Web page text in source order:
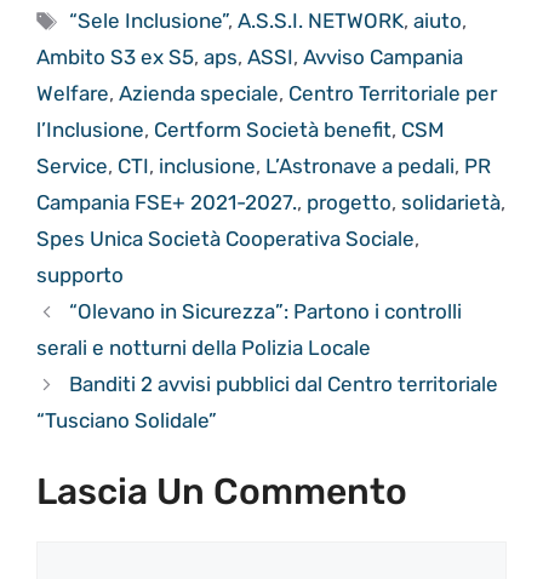
Tag
“Sele Inclusione”,A.S.S.I. NETWORK,aiuto,
Ambito S3 ex S5, aps, ASSI, Avviso Campania
Welfare, Azienda speciale, Centro Territoriale per
l’Inclusione, Certform Società benefit, CSM
Service, CTI, inclusione, L’Astronave a pedali, PR
Campania FSE+ 2021-2027., progetto, solidarietà,
Spes Unica Società Cooperativa Sociale,
supporto
“Olevano in Sicurezza”: Partono i controlli
serali e notturni della Polizia Locale
Banditi 2 avvisi pubblici dal Centro territoriale
“Tusciano Solidale”
Lascia Un Commento